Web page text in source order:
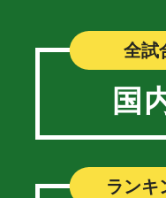
全試
国
ランキ